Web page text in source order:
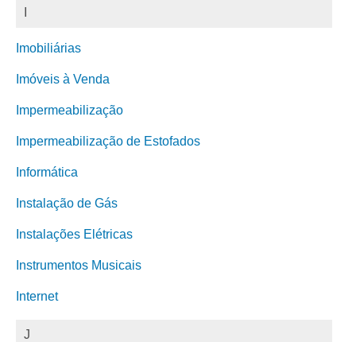
Imobiliárias
Imóveis à Venda
Impermeabilização
Impermeabilização de Estofados
Informática
Instalação de Gás
Instalações Elétricas
Instrumentos Musicais
Internet
J